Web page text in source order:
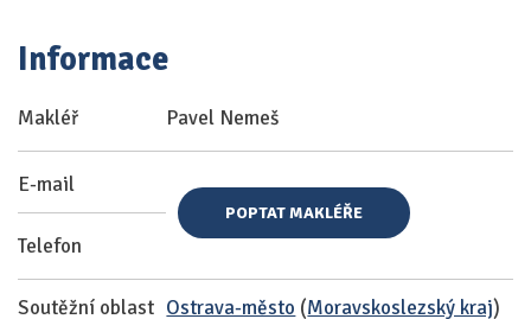
Informace
Makléř Pavel Nemeš
E-mail
Telefon
POPTAT MAKLÉŘE
Soutěžní oblast Ostrava-město (Moravskoslezský kraj)